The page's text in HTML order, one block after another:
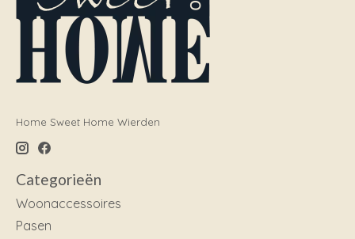
Home Sweet Home Wierden
Categorieën
Woonaccessoires
Pasen